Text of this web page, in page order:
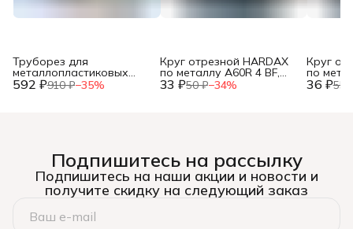
592 ₽910 ₽−35%
Труборез для
металлопластиковых
труб, до 42мм, (шт.) 33 ₽50 ₽−34%
Круг отрезной HARDAX
по металлу A60R 4 BF,
125 х 1,2 х 22 мм, (шт.) 36 ₽55
Круг
по
125 х
Подпишитесь на рассылку
Подпишитесь на наши акции и новости и
получите скидку на следующий заказ